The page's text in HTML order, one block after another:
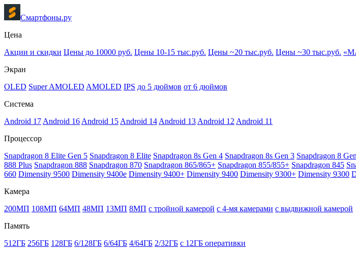
Смартфоны.ру
Цена
Акции и скидки Цены до 10000 руб. Цены 10-15 тыс.руб. Цены ~20 тыс.руб. Цены ~30 тыс.руб.
Экран
OLED Super AMOLED AMOLED IPS до 5 дюймов от 6 дюймов
Система
Android 17 Android 16 Android 15 Android 14 Android 13 Android 12 Android 11
Процессор
Snapdragon 8 Elite Gen 5 Snapdragon 8 Elite Snapdragon 8s Gen 4 Snapdragon 8s Gen 3 Snapdragon 8
888 Plus Snapdragon 888 Snapdragon 870 Snapdragon 865/865+ Snapdragon 855/855+ Snapdragon 845
660 Dimensity 9500 Dimensity 9400e Dimensity 9400+ Dimensity 9400 Dimensity 9300+ Dimensity 9300
Камера
200МП 108МП 64МП 48МП 13МП 8МП с тройной камерой с 4-мя камерами с выдвижной камерой
Память
512ГБ 256ГБ 128ГБ 6/128ГБ 6/64ГБ 4/64ГБ 2/32ГБ с 12ГБ оперативки